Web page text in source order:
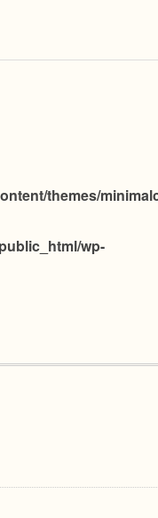
themes/
wp-